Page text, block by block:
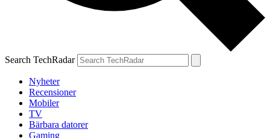
Search TechRadar
Nyheter
Recensioner
Mobiler
TV
Bärbara datorer
Gaming